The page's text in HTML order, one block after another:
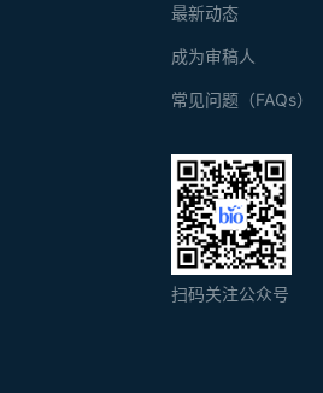
最新动态
成为审稿人
常见问题（FAQs）
扫码关注公众号